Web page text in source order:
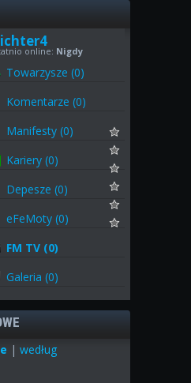
online: Nigdy
Towarzysze (0)
Komentarze (0)
Manifesty (0)
Kariery (0)
Depesze (0)
eFeMoty (0)
FM TV (0)
Galeria (0)
| według